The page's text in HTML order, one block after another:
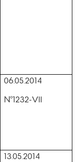
06.05.2014
№1232-VII
13.05.2014